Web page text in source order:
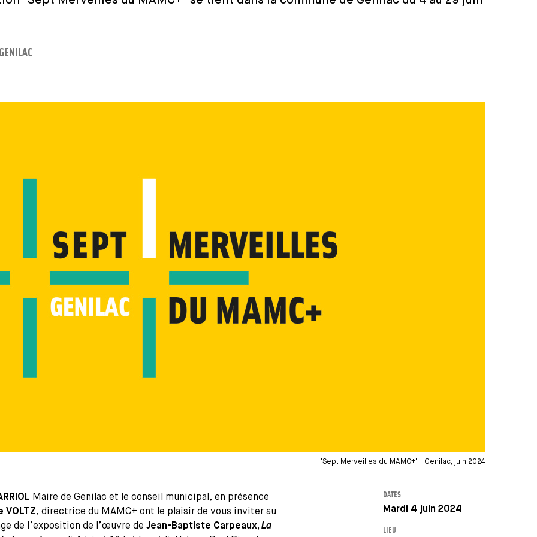
"Sept Merveilles du MAMC+" - Genilac, juin 2024
DATES
Mardi 4 juin 2024
LIEU
Maire de Genilac et le conseil municipal, en présence
VOLTZ, directrice du MAMC+ ont le plaisir de vous inviter au
de l’exposition de l’œuvre de Jean-Baptiste Carpeaux, La